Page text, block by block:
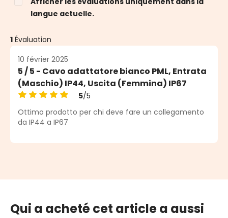
langue actuelle.
1 Évaluation
10 février 2025
5 / 5 - Cavo adattatore bianco PML, Entrata
(Maschio) IP44, Uscita (Femmina) IP67
Note moyenne de 5 sur 5 étoiles
5/5
Ottimo prodotto per chi deve fare un collegamento
da IP44 a IP67
Qui a acheté cet article a aussi